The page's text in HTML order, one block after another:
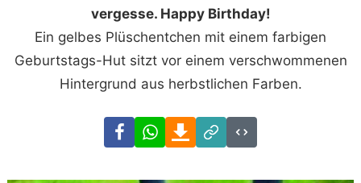
vergesse. Happy Birthday!
Ein gelbes Plüschentchen mit einem farbigen
Geburtstags-Hut sitzt vor einem verschwommenen
Hintergrund aus herbstlichen Farben.
FacebookWhatsAppDownload
Link
Code